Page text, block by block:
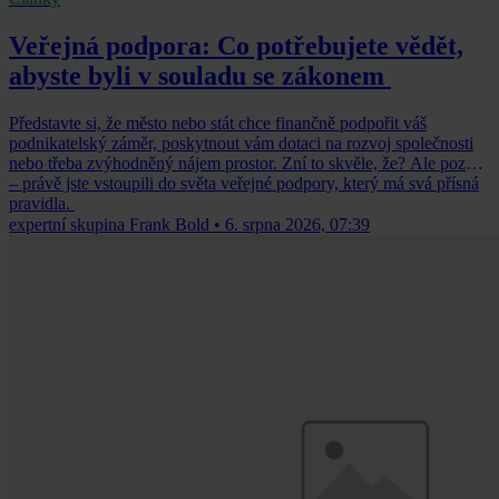
Veřejná podpora: Co potřebujete vědět,
abyste byli v souladu se zákonem
Představte si, že město nebo stát chce finančně podpořit váš
podnikatelský záměr, poskytnout vám dotaci na rozvoj společnosti
nebo třeba zvýhodněný nájem prostor. Zní to skvěle, že? Ale pozor
– právě jste vstoupili do světa veřejné podpory, který má svá přísná
pravidla.
expertní skupina Frank Bold • 6. srpna 2026, 07:39